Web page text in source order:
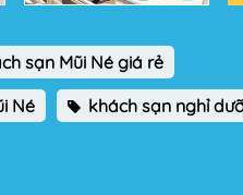
sạn Mũi Né giá rẻ
Né
khách sạn nghỉ